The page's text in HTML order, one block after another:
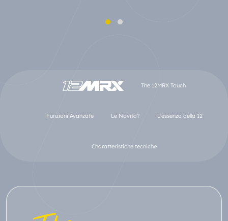
The 12MRX Touch
Funzioni Avanzate Le Novità? L'essenza della 12
Charatteristiche tecniche